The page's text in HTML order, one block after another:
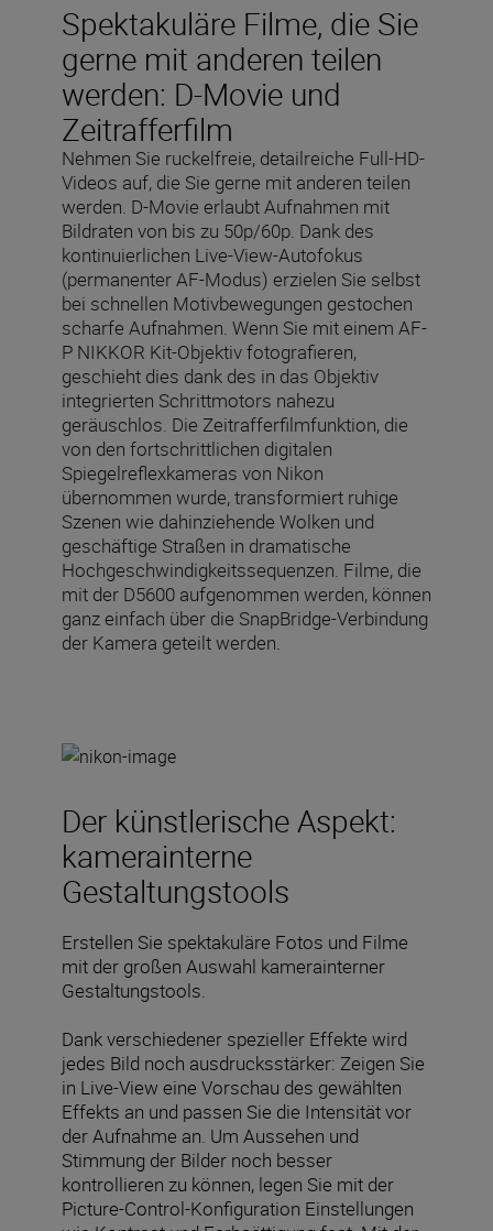
Spektakuläre Filme, die Sie
gerne mit anderen teilen
werden: D-Movie und
Zeitrafferfilm
Nehmen Sie ruckelfreie, detailreiche Full-HD-
Videos auf, die Sie gerne mit anderen teilen
werden. D-Movie erlaubt Aufnahmen mit
Bildraten von bis zu 50p/60p. Dank des
kontinuierlichen Live-View-Autofokus
(permanenter AF-Modus) erzielen Sie selbst
bei schnellen Motivbewegungen gestochen
scharfe Aufnahmen. Wenn Sie mit einem AF-
P NIKKOR Kit-Objektiv fotografieren,
geschieht dies dank des in das Objektiv
integrierten Schrittmotors nahezu
geräuschlos. Die Zeitrafferfilmfunktion, die
von den fortschrittlichen digitalen
Spiegelreflexkameras von Nikon
übernommen wurde, transformiert ruhige
Szenen wie dahinziehende Wolken und
geschäftige Straßen in dramatische
Hochgeschwindigkeitssequenzen. Filme, die
mit der D5600 aufgenommen werden, können
ganz einfach über die SnapBridge-Verbindung
der Kamera geteilt werden.
Der künstlerische Aspekt:
kamerainterne
Gestaltungstools
Erstellen Sie spektakuläre Fotos und Filme
mit der großen Auswahl kamerainterner
Gestaltungstools.
Dank verschiedener spezieller Effekte wird
jedes Bild noch ausdrucksstärker: Zeigen Sie
in Live-View eine Vorschau des gewählten
Effekts an und passen Sie die Intensität vor
der Aufnahme an. Um Aussehen und
Stimmung der Bilder noch besser
kontrollieren zu können, legen Sie mit der
Picture-Control-Konfiguration Einstellungen